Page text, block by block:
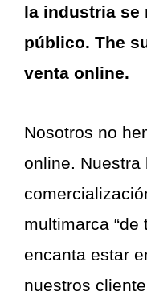
la industria se
público. The
venta online.
Nosotros no
online. Nuestra
multimarca “de
encanta estar
nuestros